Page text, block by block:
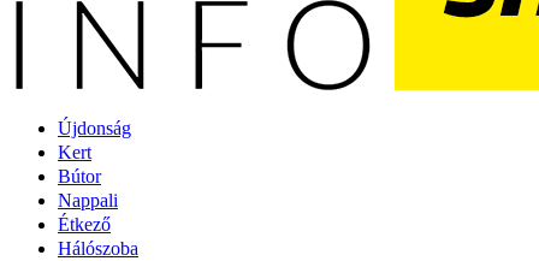
Újdonság
Kert
Bútor
Nappali
Étkező
Hálószoba